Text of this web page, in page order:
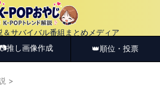
＆サバイバル番組まとめメディア
📷推し画像作成 👑順位・投票
>